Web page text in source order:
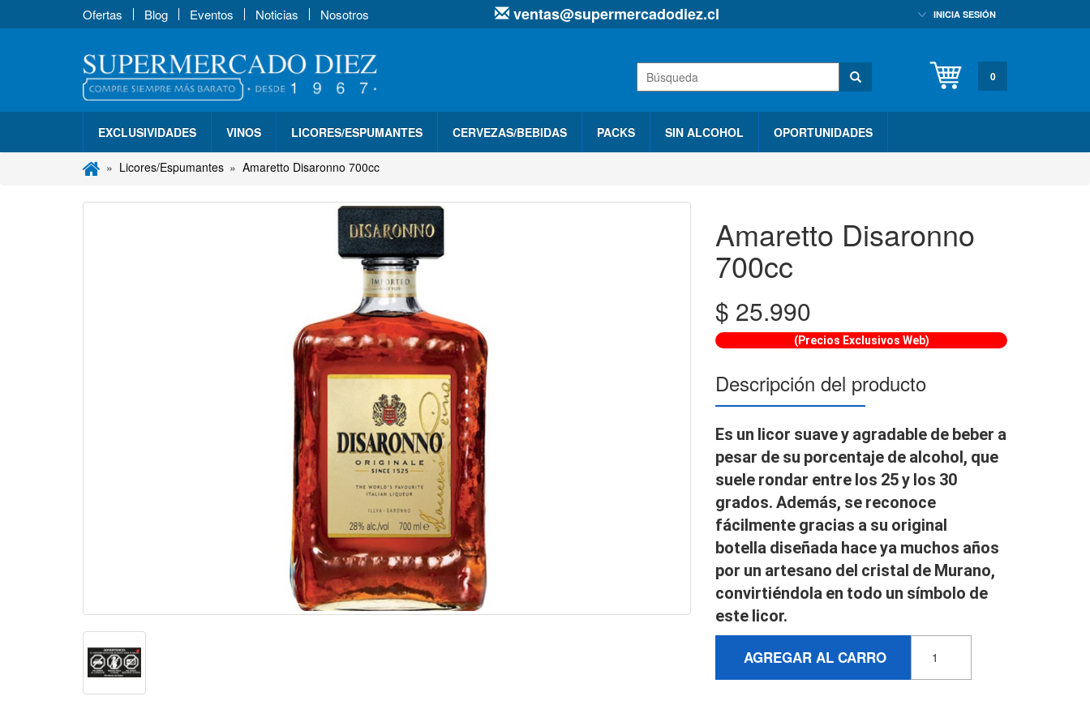
Ofertas Blog Eventos Noticias Nosotros INICIA SESIÓN
ventas@supermercadodiez.cl
0
EXCLUSIVIDADES VINOS LICORES/ESPUMANTES CERVEZAS/BEBIDAS PACKS SIN ALCOHOL OPORTUNIDADES
Licores/Espumantes Amaretto Disaronno 700cc
Amaretto Disaronno
700cc
$ 25.990
(Precios Exclusivos Web)
Descripción del producto
Es un licor suave y agradable de beber a
pesar de su porcentaje de alcohol, que
suele rondar entre los 25 y los 30
grados. Además, se reconoce
fácilmente gracias a su original
botella diseñada hace ya muchos años
por un artesano del cristal de Murano,
convirtiéndola en todo un símbolo de
este licor.
AGREGAR AL CARRO